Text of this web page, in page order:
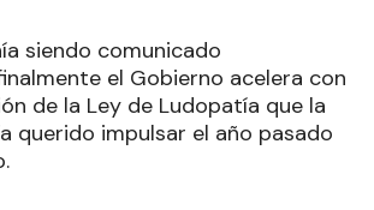
siendo comunicado
el Gobierno acelera con
de la Ley de Ludopatía que la
querido impulsar el año pasado